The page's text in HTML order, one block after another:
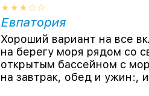
Евпатория
Хороший вариант на все
на берегу моря рядом со
открытым бассейном с
на завтрак, обед и ужин:,